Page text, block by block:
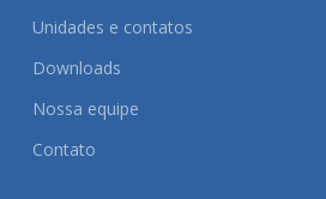
Unidades e contatos
Downloads
Nossa equipe
Contato